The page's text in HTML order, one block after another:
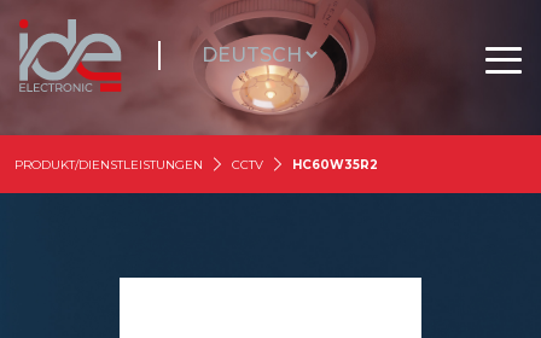
PRODUKT/DIENSTLEISTUNGEN CCTV HC60W35R2